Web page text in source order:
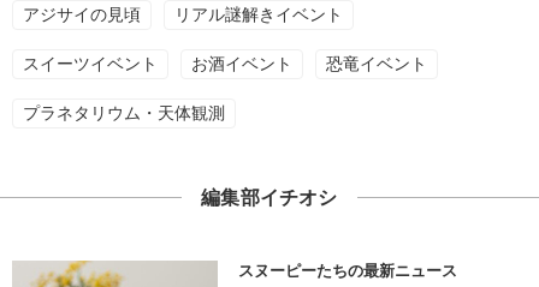
アジサイの見頃 リアル謎解きイベント
スイーツイベント お酒イベント 恐竜イベント
プラネタリウム・天体観測
編集部イチオシ
スヌーピーたちの最新ニュース